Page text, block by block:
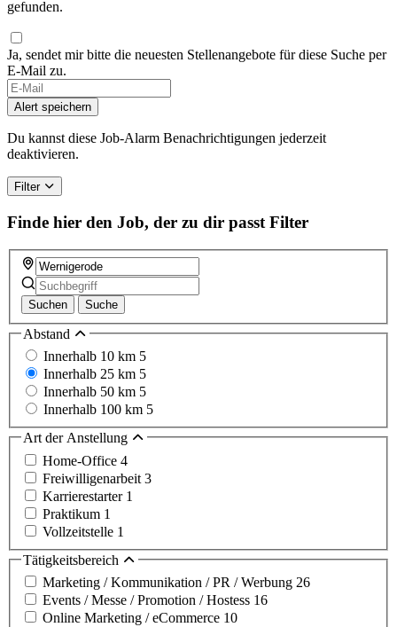
gefunden.
Ja, sendet mir bitte die neuesten Stellenangebote für diese Suche per
E-Mail zu.
Alert speichern
Du kannst diese Job-Alarm Benachrichtigungen jederzeit
deaktivieren.
Filter
Finde hier den Job, der zu dir passt Filter
Suchen Suche
Abstand
Innerhalb 10 km 5
Innerhalb 25 km 5
Innerhalb 50 km 5
Innerhalb 100 km 5
Art der Anstellung
Home-Office 4
Freiwilligenarbeit 3
Karrierestarter 1
Praktikum 1
Vollzeitstelle 1
Tätigkeitsbereich
Marketing / Kommunikation / PR / Werbung 26
Events / Messe / Promotion / Hostess 16
Online Marketing / eCommerce 10